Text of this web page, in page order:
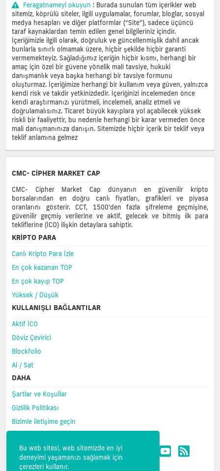
Bu web sitesi, web sitemizde en iyi
deneyimi yaşamanızı sağlamak için
çerezleri kullanır.
Feragatnameyi okuyun : Burada sunulan tüm içerikler web
sitemiz, köprülü siteler, ilgili uygulamalar, forumlar, bloglar, sosyal
medya hesapları ve diğer platformlar (“Site”), sadece üçüncü
taraf kaynaklardan temin edilen genel bilgileriniz içindir.
İçeriğimizle ilgili olarak, doğruluk ve güncellenmişlik dahil ancak
bunlarla sınırlı olmamak üzere, hiçbir şekilde hiçbir garanti
vermemekteyiz. Sağladığımız içeriğin hiçbir kısmı, herhangi bir
amaç için özel bir güvene yönelik mali tavsiye, hukuki
danışmanlık veya başka herhangi bir tavsiye formunu
oluşturmaz. İçeriğimize herhangi bir kullanım veya güven, yalnızca
kendi risk ve takdir yetkinizdedir. İçeriğinizi incelemeden önce
kendi araştırmanızı yürütmeli, incelemeli, analiz etmeli ve
doğrulamalısınız. Ticaret büyük kayıplara yol açabilecek yüksek
riskli bir faaliyettir, bu nedenle herhangi bir karar vermeden önce
mali danışmanınıza danışın. Sitemizde hiçbir içerik bir teklif veya
teklif anlamına gelmez
CMC- CIPHER MARKET CAP
CMC- Cipher Market Cap dünyanın en güvenilir kripto
borsalarından en doğru canlı fiyatları, grafikleri ve piyasa
oranlarını gösterir. CCT, 1500'den fazla şifreleme geçmişine,
güvenilir geçmiş verilerine ve aktif, gelecek ve bitmiş ilk para
tekliflerine (İCO) ilişkin detaylara sahiptir.
KRIPTO PARA
Canlı Kripto Para İzle
En çok kazanan TOP
En çok kayıp TOP
Yüksek / Düşük
KULLANIŞLI BAĞLANTILAR
Aktif İCO
Döviz Çevirici
Blockfolio
Al / Sat
DAHA
Şartlar ve Koşullar
Gizlilik Politikası
Bizimle iletişime geçin